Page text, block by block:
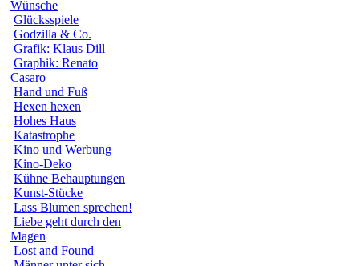
Wünsche
Glücksspiele
Godzilla & Co.
Grafik: Klaus Dill
Graphik: Renato
Casaro
Hand und Fuß
Hexen hexen
Hohes Haus
Katastrophe
Kino und Werbung
Kino-Deko
Kühne Behauptungen
Kunst-Stücke
Lass Blumen sprechen!
Liebe geht durch den
Magen
Lost and Found